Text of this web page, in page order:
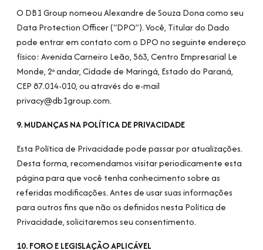
O DB1 Group nomeou Alexandre de Souza Dona como seu
Data Protection Officer (“DPO”). Você, Titular do Dado
pode entrar em contato com o DPO no seguinte endereço
físico: Avenida Carneiro Leão, 563, Centro Empresarial Le
Monde, 2º andar, Cidade de Maringá, Estado do Paraná,
CEP 87.014-010, ou através do e-mail
privacy@db1group.com.
9. MUDANÇAS NA POLÍTICA DE PRIVACIDADE
Esta Política de Privacidade pode passar por atualizações.
Desta forma, recomendamos visitar periodicamente esta
página para que você tenha conhecimento sobre as
referidas modificações. Antes de usar suas informações
para outros fins que não os definidos nesta Política de
Privacidade, solicitaremos seu consentimento.
10. FORO E LEGISLAÇÃO APLICÁVEL